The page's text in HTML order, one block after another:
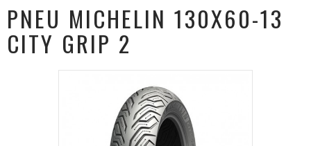
PNEU MICHELIN 130X60-13
CITY GRIP 2